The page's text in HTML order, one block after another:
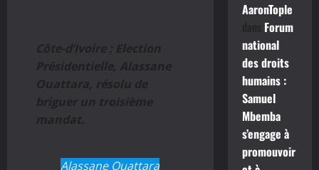
Côte-d’Ivoire : Election
Présidentielle, Alassane
Ouattara, résolu de
briguer un troisième
mandat.
Alassane Ouattara
AaronTople
dans Forum
national
des droits
humains :
Samuel
Mbemba
s’engage à
promouvoir